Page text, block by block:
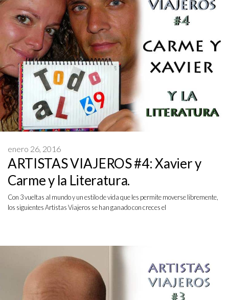
ARTISTAS VIAJEROS #4: Xavier y
Carme y la Literatura.
enero 26, 2016
Con 3 vueltas al mundo y un estilo de vida que les permite moverse libremente,
los siguientes Artistas Viajeros se han ganado con creces el